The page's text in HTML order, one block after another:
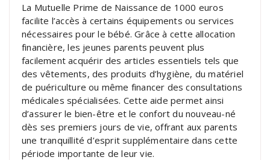
La Mutuelle Prime de Naissance de 1000 euros
facilite l’accès à certains équipements ou services
nécessaires pour le bébé. Grâce à cette allocation
financière, les jeunes parents peuvent plus
facilement acquérir des articles essentiels tels que
des vêtements, des produits d’hygiène, du matériel
de puériculture ou même financer des consultations
médicales spécialisées. Cette aide permet ainsi
d’assurer le bien-être et le confort du nouveau-né
dès ses premiers jours de vie, offrant aux parents
une tranquillité d’esprit supplémentaire dans cette
période importante de leur vie.